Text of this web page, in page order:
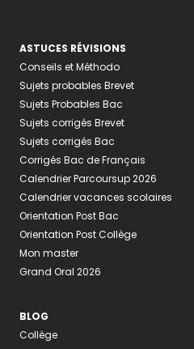
ASTUCES RÉVISIONS
Conseils et Méthodo
Sujets probables Brevet
Sujets Probables Bac
Sujets corrigés Brevet
Sujets corrigés Bac
Corrigés Bac de Français
Calendrier Parcoursup 2026
Calendrier vacances scolaires
Orientation Post Bac
Orientation Post Collège
Mon master
Grand Oral 2026
BLOG
Collège